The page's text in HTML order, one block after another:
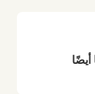
أيضًا